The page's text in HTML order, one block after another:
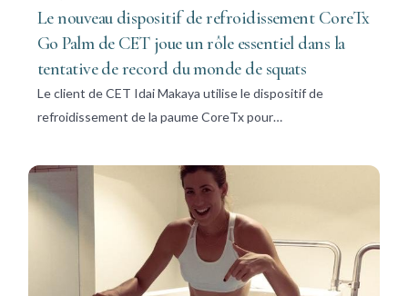
Le nouveau dispositif de refroidissement CoreTx
Go Palm de CET joue un rôle essentiel dans la
tentative de record du monde de squats
Le client de CET Idai Makaya utilise le dispositif de
refroidissement de la paume CoreTx pour…